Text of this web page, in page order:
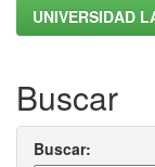
UNIVERSIDAD
Buscar
Buscar: